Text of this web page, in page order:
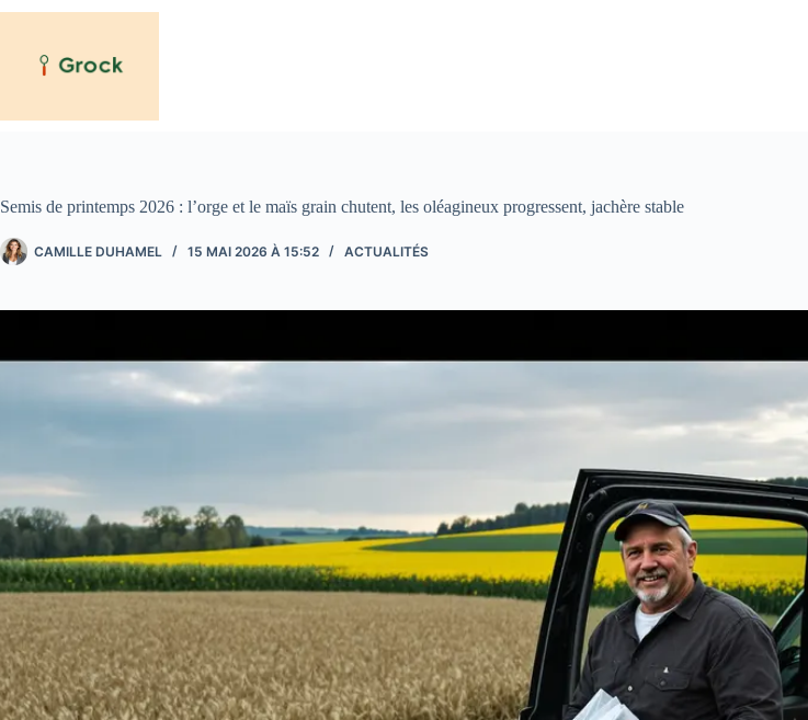
Passer
Semis de printemps 2026 : l’orge et le maïs grain chutent, les oléagineux progressent, jachère stable
CAMILLE DUHAMEL 15 MAI 2026 À 15:52 ACTUALITÉS